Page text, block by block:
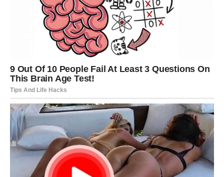
Ljubav vam mijenja život
Pred vama su trenuci koje ćete dugo pamtiti.
ŠKORPIJA
Pred vama je veliki finansijski preokret ili poslovna prilika.
Sve ono što je dugo bilo blokirano sada konačno dolazi
na svoje mjesto.
Sudbina vam vraća ono što zaslužujete